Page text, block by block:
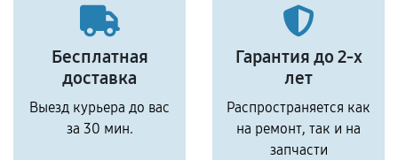
Бесплатная
доставка
Выезд курьера до вас
за 30 мин.
Гарантия до 2-х
лет
Распространяется как
на ремонт, так и на
запчасти